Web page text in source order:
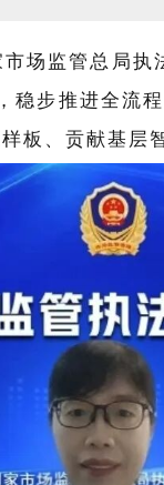
场监管总局执
稳步推进全流
板、贡献基层